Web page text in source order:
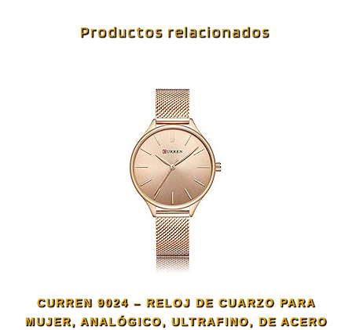
Productos relacionados
CURREN 9024 – RELOJ DE CUARZO PARA
MUJER, ANALÓGICO, ULTRAFINO, DE ACERO